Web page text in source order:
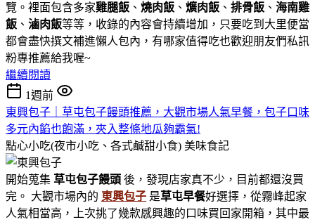
覽。裡面包含多家雞腿飯 、 燒肉飯 、 爌肉飯 、 排骨飯 、 海南雞
飯 、 滷肉飯等等，收錄的內容會持續增加，只要吃到大里便當
都會盡快撰文補進懶人包內，有哪家值得吃也歡迎朋友們私訊
粉專推薦給我喔~
繼續閱讀
1週前
東興包子｜草屯包子饅頭推薦，大觀市場人氣早餐，包子口味
多元內餡也飽滿，夾入整條地瓜夠霸氣!
點心小吃(夜市小吃、各式鹹甜小食) 美味食記
開始蒐集 草屯包子饅頭 後，發現店家真不少，目前都還沒買
完。 大觀市場內的 東興包子 是草屯早餐好選擇，從霧峰起家
人氣相當高，上次挑了幾款感興趣的口味買回家開箱，其中最